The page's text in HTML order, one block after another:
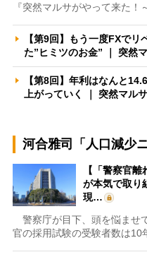
『突然マルサがやって来た！
【第9回】もう一度FXで
た”ヒミツのお金” ｜ 突然
【第8回】年利はなんと
上がっていく ｜ 突然マル
河合雅司「人口減少
【「警察官
が本気で取
現…
警察庁が目下、頭を悩ませ
官の採用試験の受験者数は10